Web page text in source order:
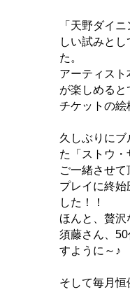
「天野ダイ
しい試みと
た。
アーティス
が楽しめると
チケットの絵
久しぶりにブ
た「ストウ
ご一緒させ
プレイに終始
した！！
ほんと、贅沢
須藤さん、
すように～♪
そして毎月